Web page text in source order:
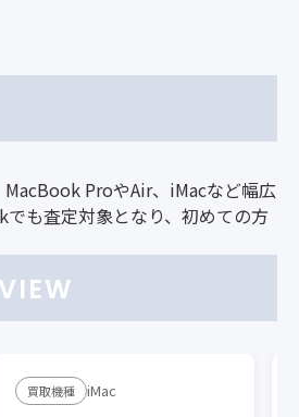
ProやAir、iMacなど幅広
も査定対象となり、初めての方
iMac